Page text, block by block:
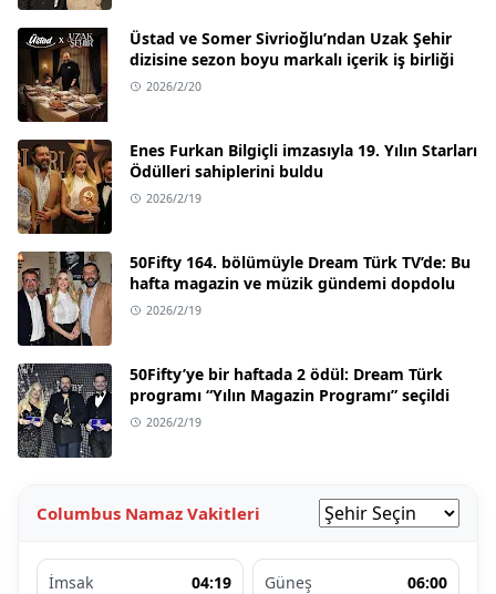
teknoloji yatırımları.
🌿Alternatif:Togg, Toyota
📢 Bilinçli tüketime destek olmak için bu
WhatsApp X / Twitter
Üstad ve Somer Sivrioğlu’ndan Uzak Şehir
dizisine sezon boyu markalı içerik iş birliği
2026/2/20
Enes Furkan Bilgiçli imzasıyla 19. Yılın Starları
Ödülleri sahiplerini buldu
2026/2/19
50Fifty 164. bölümüyle Dream Türk TV’de: Bu
hafta magazin ve müzik gündemi dopdolu
2026/2/19
50Fifty’ye bir haftada 2 ödül: Dream Türk
programı “Yılın Magazin Programı” seçildi
2026/2/19
Columbus Namaz Vakitleri
İmsak 04:19 Güneş 06:00